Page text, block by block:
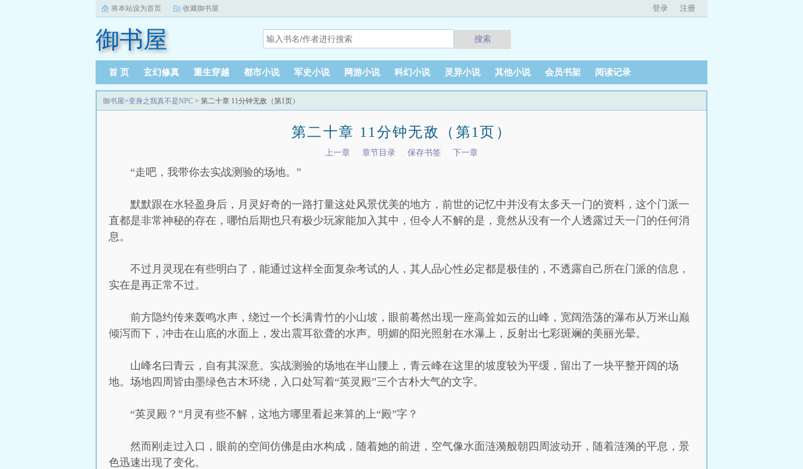
将本站设为首页 收藏御书屋 登录 注册
御书屋 搜索
首 页 玄幻修真 重生穿越 都市小说 军史小说 网游小说 科幻小说 灵异小说 其他小说 会员书架 阅读记录
御书屋>变身之我真不是NPC > 第二十章 11分钟无敌（第1页）
第二十章 11分钟无敌（第1页）
上一章 章节目录 保存书签 下一章
“走吧，我带你去实战测验的场地。”
默默跟在水轻盈身后，月灵好奇的一路打量这处风景优美的地方，前世的记忆中并没有太多天一门的资料，这个门派一
直都是非常神秘的存在，哪怕后期也只有极少玩家能加入其中，但令人不解的是，竟然从没有一个人透露过天一门的任何消
息。
不过月灵现在有些明白了，能通过这样全面复杂考试的人，其人品心性必定都是极佳的，不透露自己所在门派的信息，
实在是再正常不过。
前方隐约传来轰鸣水声，绕过一个长满青竹的小山坡，眼前蓦然出现一座高耸如云的山峰，宽阔浩荡的瀑布从万米山巅
倾泻而下，冲击在山底的水面上，发出震耳欲聋的水声。明媚的阳光照射在水瀑上，反射出七彩斑斓的美丽光晕。
山峰名曰青云，自有其深意。实战测验的场地在半山腰上，青云峰在这里的坡度较为平缓，留出了一块平整开阔的场
地。场地四周皆由墨绿色古木环绕，入口处写着“英灵殿”三个古朴大气的文字。
“英灵殿？”月灵有些不解，这地方哪里看起来算的上“殿”字？
然而刚走过入口，眼前的空间仿佛是由水构成，随着她的前进，空气像水面涟漪般朝四周波动开，随着涟漪的平息，景
色迅速出现了变化。